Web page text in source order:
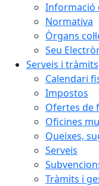
Informació
Normativa
Òrgans
Seu
Serveis i tràmits
Calendari
Impostos
Ofertes de
Oficines
Queixes,
Serveis
Tràmits i